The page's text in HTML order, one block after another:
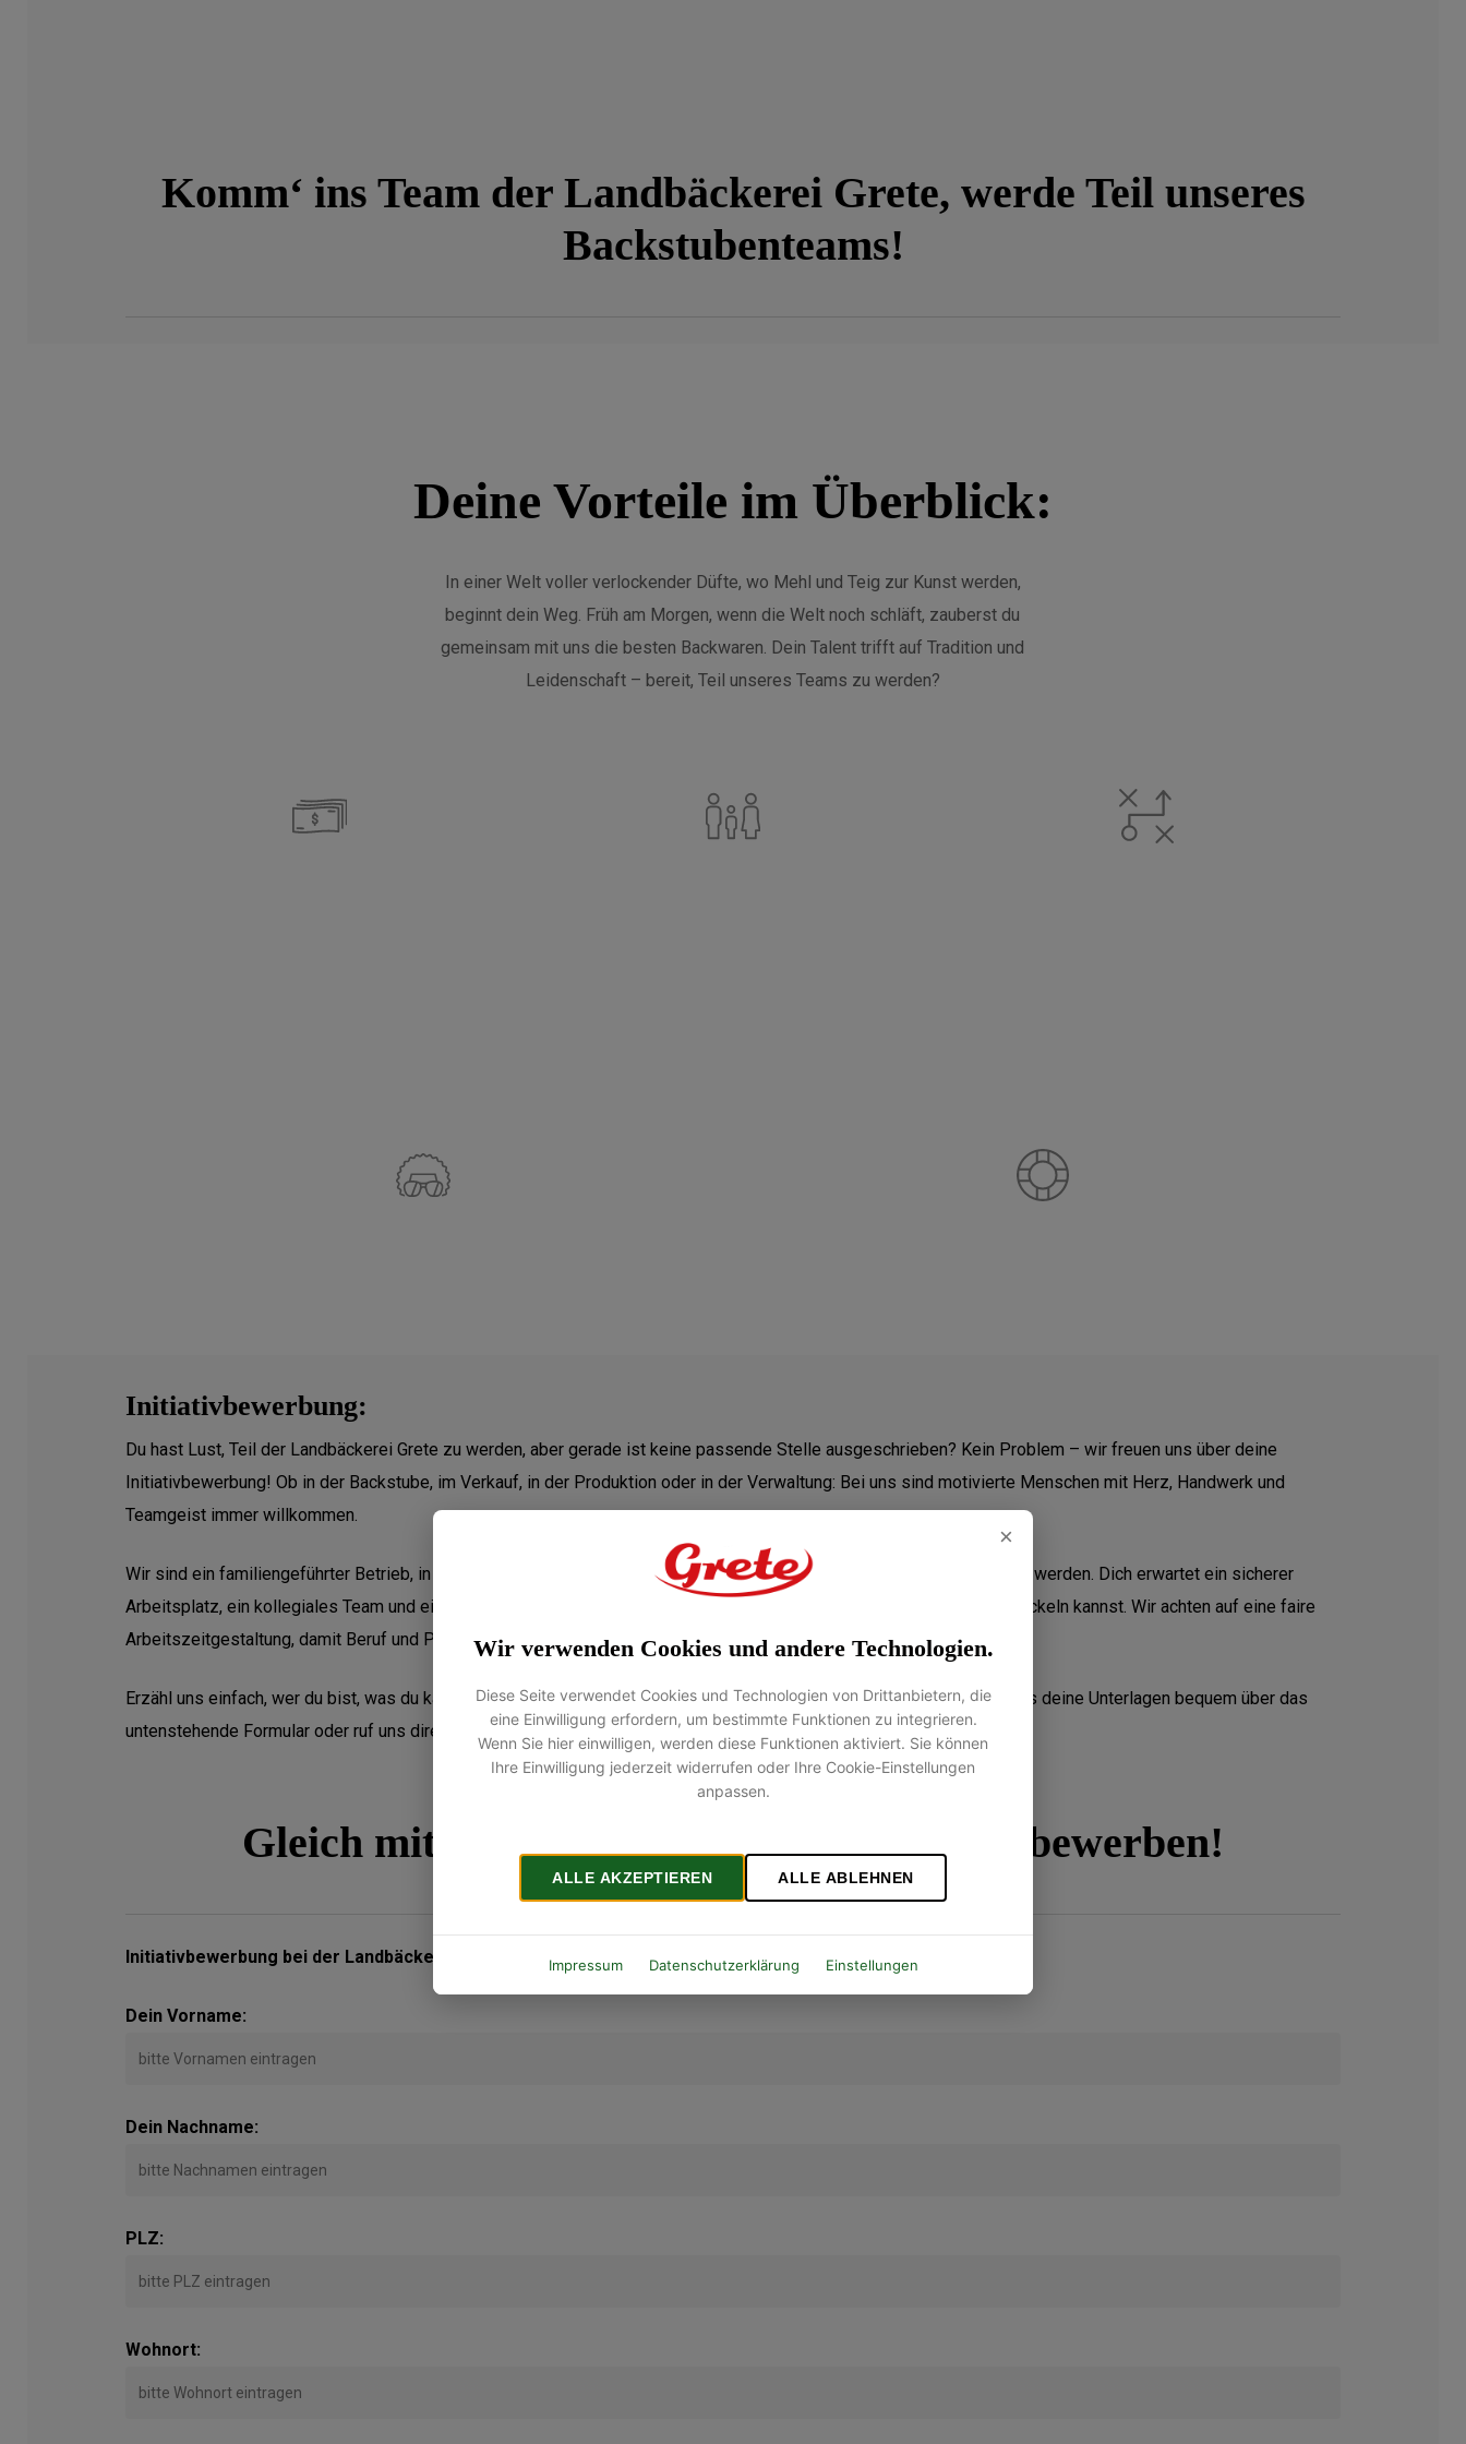
Komm‘ ins Team der Landbäckerei Grete, werde Teil unseres
Backstubenteams!
Deine Vorteile im Überblick:
In einer Welt voller verlockender Düfte, wo Mehl und Teig zur Kunst werden,
beginnt dein Weg. Früh am Morgen, wenn die Welt noch schläft, zauberst du
gemeinsam mit uns die besten Backwaren. Dein Talent trifft auf Tradition und
Leidenschaft – bereit, Teil unseres Teams zu werden?
Initiativbewerbung:
Du hast Lust, Teil der Landbäckerei Grete zu werden, aber gerade ist keine passende Stelle ausgeschrieben? Kein Problem – wir freuen uns über deine
Initiativbewerbung! Ob in der Backstube, im Verkauf, in der Produktion oder in der Verwaltung: Bei uns sind motivierte Menschen mit Herz, Handwerk und
Teamgeist immer willkommen.
Wir sind ein familiengeführter Betrieb, in dem Qualität, Tradition und ein wertschätzendes Miteinander großgeschrieben werden. Dich erwartet ein sicherer
Arbeitsplatz, ein kollegiales Team und ein modernes Arbeitsumfeld, in dem du dich fachlich und persönlich weiterentwickeln kannst. Wir achten auf eine faire
Arbeitszeitgestaltung, damit Beruf und Privatleben gut zusammenpassen.
Erzähl uns einfach, wer du bist, was du kannst und in welchem Bereich du dir eine Tätigkeit bei uns vorstellst. Sende uns deine Unterlagen bequem über das
untenstehende Formular oder ruf uns direkt an – wir freuen uns darauf, dich kennenzulernen!
Gleich mit unserem Bewerbungsformular bewerben!
Initiativbewerbung bei der Landbäckerei Grete
Dein Vorname:
Dein Nachname:
PLZ:
Wohnort:
Wir verwenden Cookies und andere Technologien.
Diese Seite verwendet Cookies und Technologien von Drittanbietern, die
eine Einwilligung erfordern, um bestimmte Funktionen zu integrieren.
Wenn Sie hier einwilligen, werden diese Funktionen aktiviert. Sie können
Ihre Einwilligung jederzeit widerrufen oder Ihre Cookie-Einstellungen
anpassen.
ALLE AKZEPTIEREN ALLE ABLEHNEN
×
Impressum Datenschutzerklärung Einstellungen